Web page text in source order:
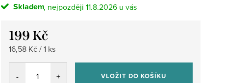
Skladem 11.8.2026
199 Kč
Měrná
cena:
16,58 Kč / 1 ks
VLOŽIT DO KOŠÍKU